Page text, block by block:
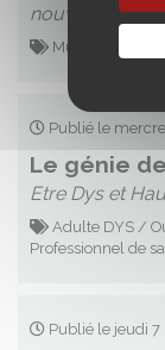
nouvelle
Musique /
Publié le
Le génie
Etre Dys et
Adulte DYS /
Professionnel de
Publié le jeudi